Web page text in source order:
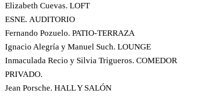
Elizabeth Cuevas. LOFT
ESNE. AUDITORIO
Fernando Pozuelo. PATIO-TERRAZA
Ignacio Alegría y Manuel Such. LOUNGE
Inmaculada Recio y Silvia Trigueros. COMEDOR
PRIVADO.
Jean Porsche. HALL Y SALÓN